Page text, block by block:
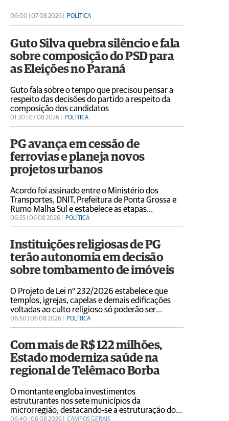
06:00 | 07 08 2026 | POLÍTICA
Guto Silva quebra silêncio e fala
sobre composição do PSD para
as Eleições no Paraná
Guto fala sobre o tempo que precisou pensar a
respeito das decisões do partido a respeito da
composição dos candidatos
01:30 | 07 08 2026 | POLÍTICA
PG avança em cessão de
ferrovias e planeja novos
projetos urbanos
Acordo foi assinado entre o Ministério dos
Transportes, DNIT, Prefeitura de Ponta Grossa e
Rumo Malha Sul e estabelece as etapas
necessárias para cessão de antigos trechos
ferroviários ao município
06:55 | 06 08 2026 | POLÍTICA
Instituições religiosas de PG
terão autonomia em decisão
sobre tombamento de imóveis
O Projeto de Lei n° 232/2026 estabelece que
templos, igrejas, capelas e demais edificações
voltadas ao culto religioso só poderão ser
tombados mediante autorização expressa e por
escrito da respectiva entidade religiosa
06:50 | 06 08 2026 | POLÍTICA
Com mais de R$ 122 milhões,
Estado moderniza saúde na
regional de Telêmaco Borba
O montante engloba investimentos
estruturantes nos sete municípios da
microrregião, destacando-se a estruturação do
06:40 | 06 08 2026 | CAMPOS GERAIS